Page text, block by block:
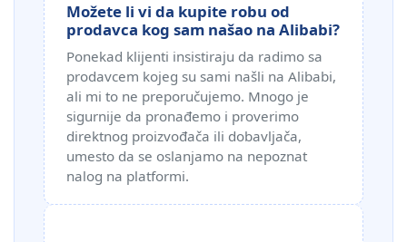
Možete li vi da kupite robu od
prodavca kog sam našao na Alibabi?
Ponekad klijenti insistiraju da radimo sa
prodavcem kojeg su sami našli na Alibabi,
ali mi to ne preporučujemo. Mnogo je
sigurnije da pronađemo i proverimo
direktnog proizvođača ili dobavljača,
umesto da se oslanjamo na nepoznat
nalog na platformi.